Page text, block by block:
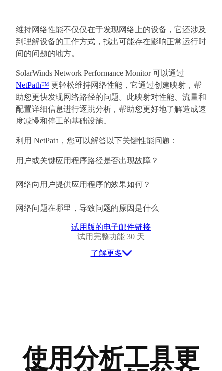
维持网络性能不仅仅在于发现网络上的设备，它还涉及
到理解设备的工作方式，找出可能存在影响正常运行时
间的问题的地方。
SolarWinds Network Performance Monitor 可以通过
NetPath™ 更轻松维持网络性能，它通过创建映射，帮
助您更快发现网络路径的问题。此映射对性能、流量和
配置详细信息进行逐跳分析，帮助您更好地了解造成速
度减慢和停工的基础设施。
利用 NetPath，您可以解答以下关键性能问题：
用户或关键应用程序路径是否出现故障？
网络向用户提供应用程序的效果如何？
网络问题在哪里，导致问题的原因是什么
试用版的电子邮件链接
试用完整功能 30 天
了解更多
使用分析工具更